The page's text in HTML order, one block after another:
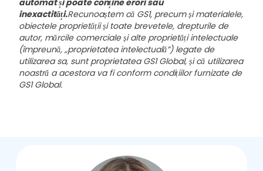
automat și poate conține erori sau
inexactități.Recunoaștem că GS1, precum și materialele,
obiectele proprietății și toate brevetele, drepturile de
autor, mărcile comerciale și alte proprietăți intelectuale
(împreună, „proprietatea intelectuală”) legate de
utilizarea sa, sunt proprietatea GS1 Global, și că utilizarea
noastră a acestora va fi conform condițiilor furnizate de
GS1 Global.